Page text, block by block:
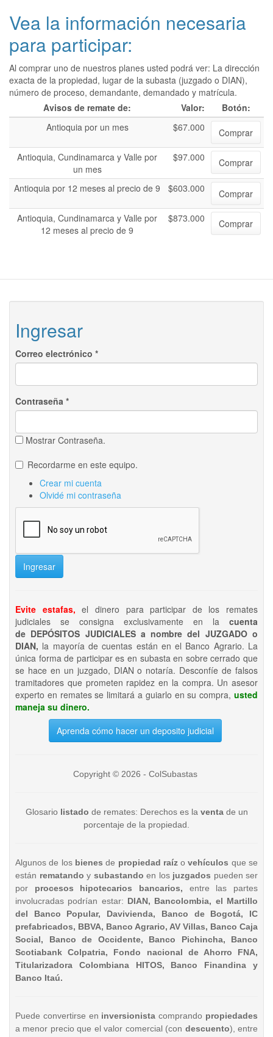
Vea la información necesaria
para participar:
Al comprar uno de nuestros planes usted podrá ver: La dirección
exacta de la propiedad, lugar de la subasta (juzgado o DIAN),
número de proceso, demandante, demandado y matrícula.
Avisos de remate de:
Valor:
Botón:
Antioquia por un mes
$67.000
Comprar
Antioquia, Cundinamarca y Valle por
un mes
$97.000 Comprar
Antioquia por 12 meses al precio de 9 $603.000
Comprar
Antioquia, Cundinamarca y Valle por
12 meses al precio de 9
$873.000 Comprar
Ingresar
Correo electrónico *
Contraseña *
Mostrar Contraseña.
Recordarme en este equipo.
Crear mi cuenta
Olvidé mi contraseña
Ingresar
Evite estafas, el dinero para participar de los remates
judiciales se consigna exclusivamente en la cuenta
de DEPÓSITOS JUDICIALES a nombre del JUZGADO o
DIAN, la mayoría de cuentas están en el Banco Agrario. La
única forma de participar es en subasta en sobre cerrado que
se hace en un juzgado, DIAN o notaría. Desconfíe de falsos
tramitadores que prometen rapidez en la compra. Un asesor
experto en remates se limitará a guiarlo en su compra, usted
maneja su dinero.
Aprenda cómo hacer un deposito judicial
Copyright © 2026 - ColSubastas
Glosario listado de remates: Derechos es la ventade un
porcentaje de la propiedad.
Algunos de los bienesde propiedad raízo vehículos que se
están rematando y subastando en los juzgados pueden ser
por procesos hipotecarios bancarios, entre las partes
involucradas podrían estar: DIAN, Bancolombia, el Martillo
del Banco Popular, Davivienda, Banco de Bogotá, IC
prefabricados, BBVA, Banco Agrario, AV Villas, Banco Caja
Social, Banco de Occidente, Banco Pichincha, Banco
Scotiabank Colpatria, Fondo nacional de Ahorro FNA,
Titularizadora Colombiana HITOS, Banco Finandina y
Banco Itaú.
Puede convertirse en inversionista comprando propiedades
a menor precio que el valor comercial (con descuento), entre